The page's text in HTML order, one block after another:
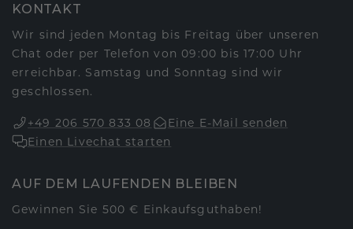
KONTAKT
Wir sind jeden Montag bis Freitag über unseren
Chat oder per Telefon von 09:00 bis 17:00 Uhr
erreichbar. Samstag und Sonntag sind wir
geschlossen.
+49 206 570 833 08
Eine E-Mail senden
Einen Livechat starten
AUF DEM LAUFENDEN BLEIBEN
Gewinnen Sie 500 € Einkaufsguthaben!